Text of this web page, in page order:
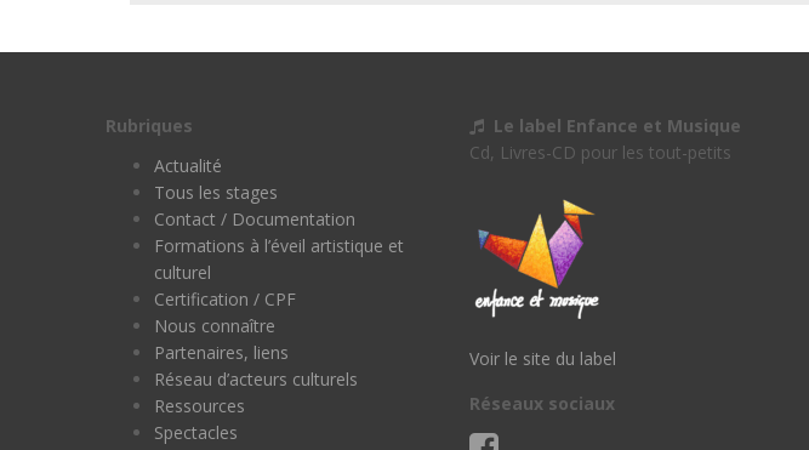
Rubriques
Actualité
Tous les stages
Contact / Documentation
Formations à l’éveil artistique et
culturel
Certification / CPF
Nous connaître
Partenaires, liens
Réseau d’acteurs culturels
Ressources
Spectacles
Le label Enfance et Musique
Cd, Livres-CD pour les tout-petits
Voir le site du label
Réseaux sociaux